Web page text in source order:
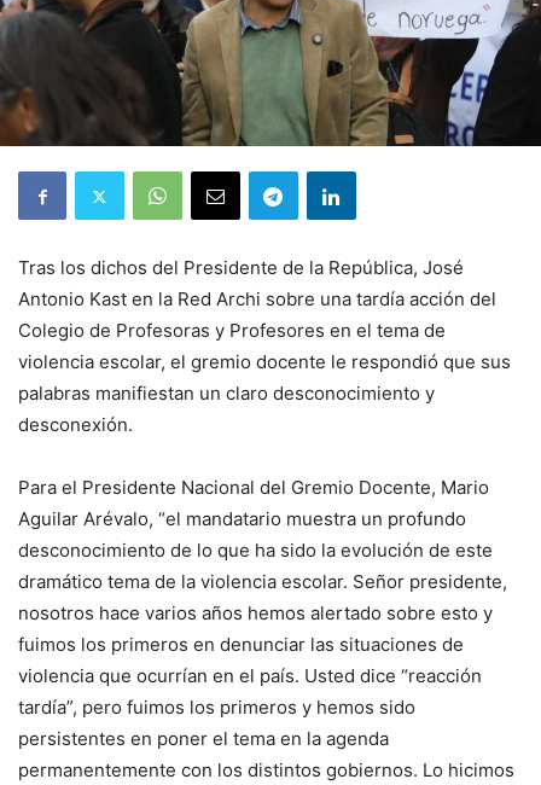
Tras los dichos del Presidente de la República, José
Antonio Kast en la Red Archi sobre una tardía acción del
Colegio de Profesoras y Profesores en el tema de
violencia escolar, el gremio docente le respondió que sus
palabras manifiestan un claro desconocimiento y
desconexión.
Para el Presidente Nacional del Gremio Docente, Mario
Aguilar Arévalo, “el mandatario muestra un profundo
desconocimiento de lo que ha sido la evolución de este
dramático tema de la violencia escolar. Señor presidente,
nosotros hace varios años hemos alertado sobre esto y
fuimos los primeros en denunciar las situaciones de
violencia que ocurrían en el país. Usted dice “reacción
tardía”, pero fuimos los primeros y hemos sido
persistentes en poner el tema en la agenda
permanentemente con los distintos gobiernos. Lo hicimos